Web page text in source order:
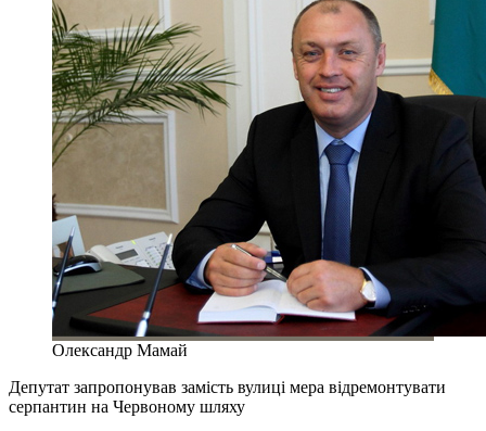
Олександр Мамай
Депутат запропонував замість вулиці мера відремонтувати
серпантин на Червоному шляху